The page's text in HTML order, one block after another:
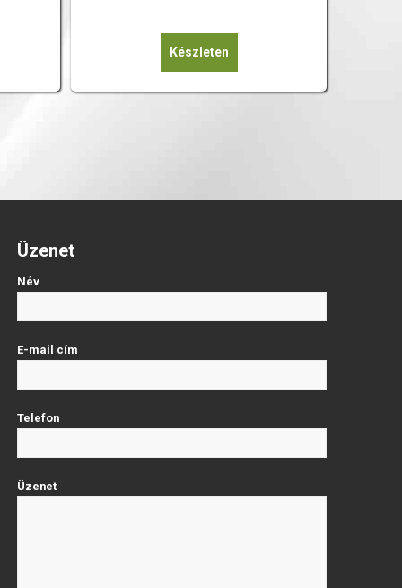
Készleten
Üzenet
Név
E-mail cím
Telefon
Üzenet